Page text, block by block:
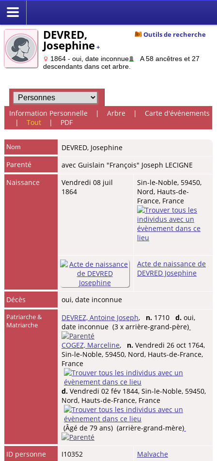
Outils de recherche
DEVRED,
Josephine +
1864 - oui, date inconnue
A 58 ancêtres et 27
descendants dans cet arbre.
Information Personnelle | Arbre | Carte d'événements
| Tout| PDF
Nom DEVRED, Josephine
Parenté
avec Guislain "François" Joseph LECIGNE
Naissance
Vendredi 08 juil
1864
Sin-le-Noble, 59450,
Nord, Hauts-de-
France, France
Acte de naissance de
DEVRED Josephine
Décès oui, date inconnue
Patriarche &
Matriarche
DEVREZ, Antoine Joseph, n. 1710 d. oui,
date inconnue (3 x arrière-grand-père)
COGEZ, Marceline, n. Vendredi 26 oct 1764,
Sin-le-Noble, 59450, Nord, Hauts-de-France,
France
d. Vendredi 02 fév 1844, Sin-le-Noble, 59450,
Nord, Hauts-de-France, France
(Âgé de 79 ans) (arrière-grand-mère)
ID personne I10352
Malvache